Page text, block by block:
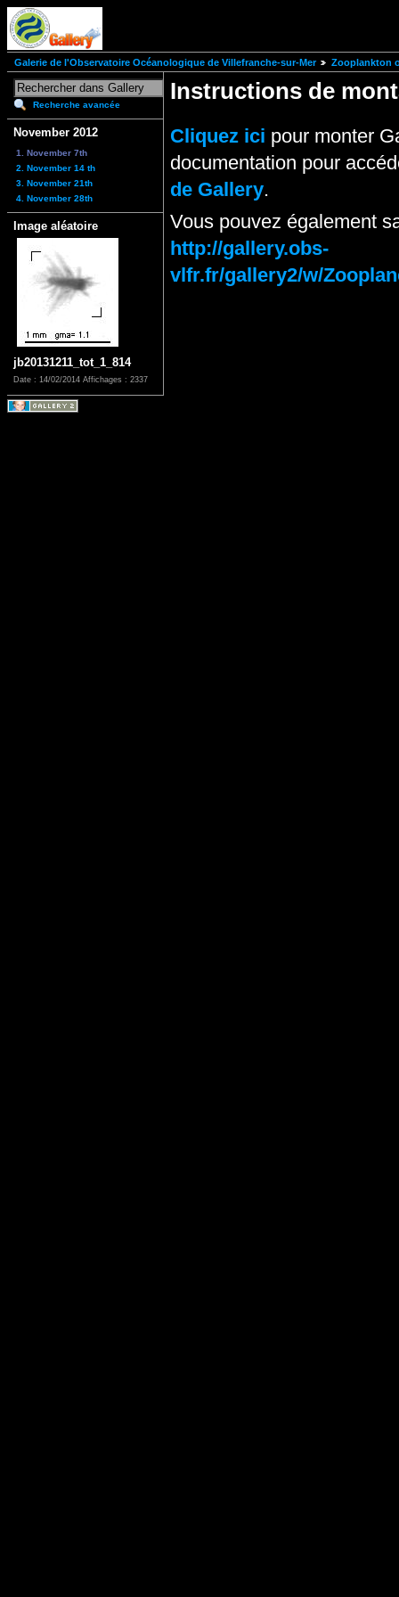
Galerie de l'Observatoire Océanologique de Villefranche-sur-Mer Zooplankton
Recherche avancée
November 2012
1. November 7th
2. November 14 th
3. November 21th
4. November 28th
Image aléatoire
jb20131211_tot_1_814
Date : 14/02/2014 Affichages : 2337
Instructions de
Cliquez ici pour monter
documentation pour
de Gallery.
Vous pouvez également
http://gallery.obs-
vlfr.fr/gallery2/w/